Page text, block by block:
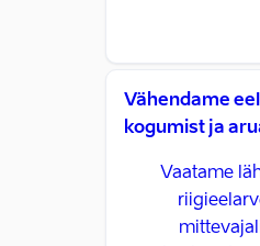
Vähendame
kogumist ja
Vaatame